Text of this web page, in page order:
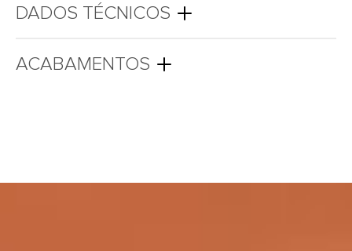
DADOS TÉCNICOS
ACABAMENTOS